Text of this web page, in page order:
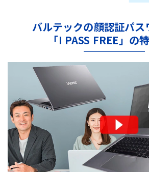
バルテックの顔認証パス
「I PASS FREE」の